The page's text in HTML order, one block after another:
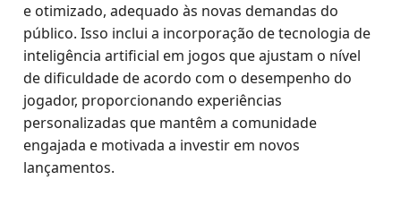
e otimizado, adequado às novas demandas do
público. Isso inclui a incorporação de tecnologia de
inteligência artificial em jogos que ajustam o nível
de dificuldade de acordo com o desempenho do
jogador, proporcionando experiências
personalizadas que mantêm a comunidade
engajada e motivada a investir em novos
lançamentos.